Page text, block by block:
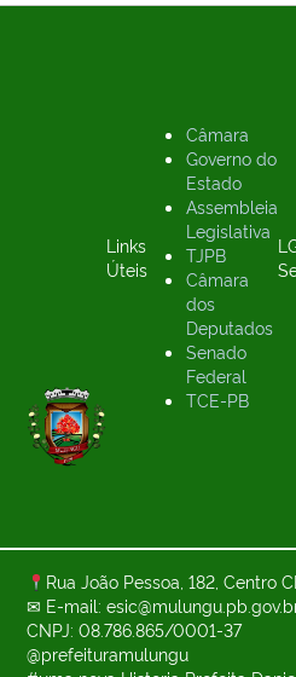
Links
Úteis
Câmara
Governo do
Estado
Assembleia
Legislativa
TJPB
Câmara
dos
Deputados
Senado
Federal
TCE-PB
Rua João Pessoa, 182, Centro
✉ E-mail:
CNPJ: 08.786.865/0001-37
@prefeituramulungu